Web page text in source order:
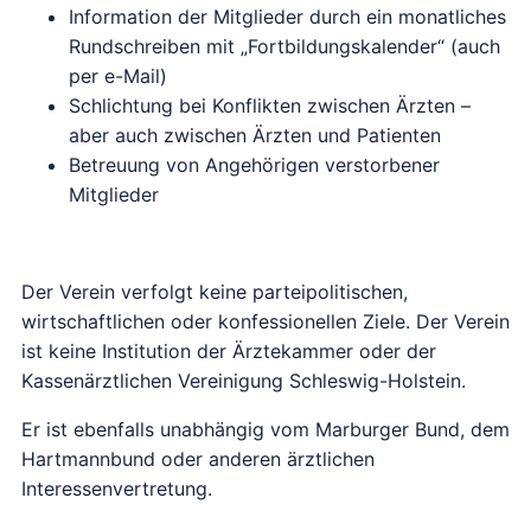
Information der Mitglieder durch ein monatliches
Rundschreiben mit „Fortbildungskalender“ (auch
per e-Mail)
Schlichtung bei Konflikten zwischen Ärzten –
aber auch zwischen Ärzten und Patienten
Betreuung von Angehörigen verstorbener
Mitglieder
Der Verein verfolgt keine parteipolitischen,
wirtschaftlichen oder konfessionellen Ziele. Der Verein
ist keine Institution der Ärztekammer oder der
Kassenärztlichen Vereinigung Schleswig-Holstein.
Er ist ebenfalls unabhängig vom Marburger Bund, dem
Hartmannbund oder anderen ärztlichen
Interessenvertretung.